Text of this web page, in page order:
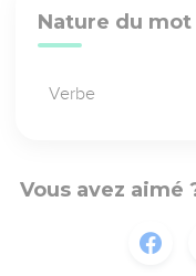
Nature du mot
Verbe
Vous avez aimé